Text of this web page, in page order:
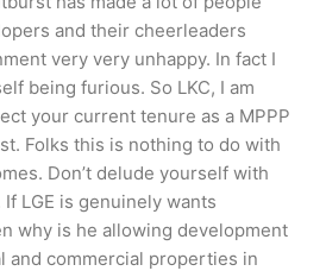
and their cheerleaders
very very unhappy. In fact I
being furious. So LKC, I am
your current tenure as a MPPP
Folks this is nothing to do with
Don’t delude yourself with
LGE is genuinely wants
why is he allowing development
and commercial properties in